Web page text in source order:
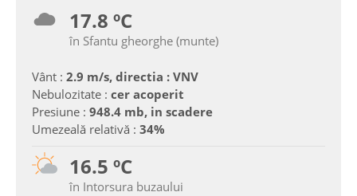
17.8 ºC
în Sfantu gheorghe (munte)
Vânt : 2.9 m/s, directia : VNV
Nebulozitate : cer acoperit
Presiune : 948.4 mb, in scadere
Umezeală relativă : 34%
16.5 ºC
în Intorsura buzaului